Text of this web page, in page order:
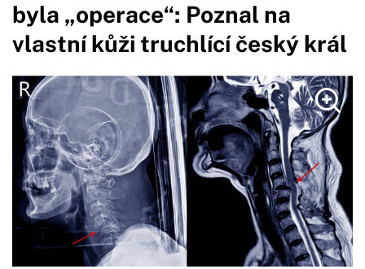
byla „operace“: Poznal na
vlastní kůži truchlící český král